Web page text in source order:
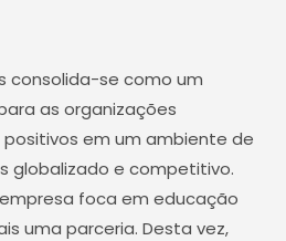
consolida-se como um
as organizações
em um ambiente de
globalizado e competitivo.
foca em educação
uma parceria. Desta vez,